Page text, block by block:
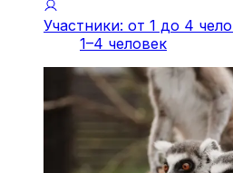
Участники: от 1 до 4
1–4 человек